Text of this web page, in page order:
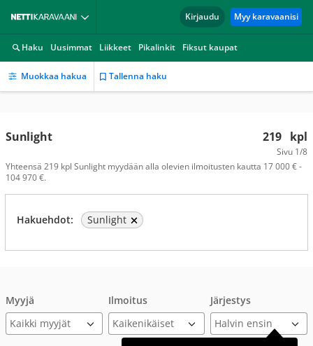
Kirjaudu Myy karavaanisi
Haku Uusimmat Liikkeet Pikalinkit Fiksut kaupat
Muokkaa hakua Tallenna haku
219 kpl
Sivu 1/8
Sunlight
Yhteensä 219 kpl Sunlight myydään alla olevien ilmoitusten kautta 17 000 € -
104 970 €.
Hakuehdot: Sunlight
Myyjä
Kaikki myyjät
Ilmoitus Järjestys